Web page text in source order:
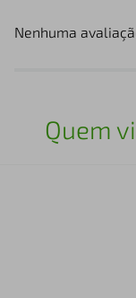
Nenhuma
Quem